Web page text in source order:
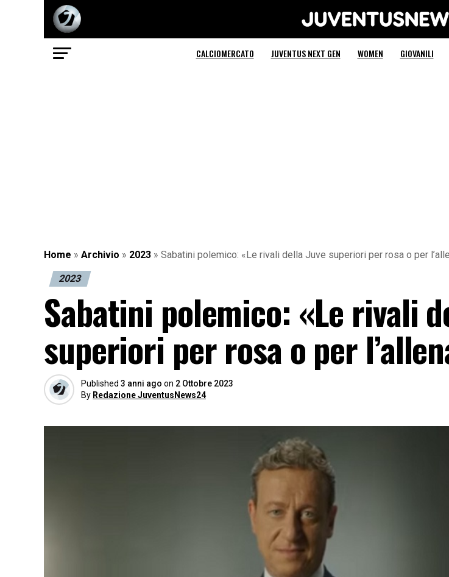
Juventus News
CALCIOMERCATO JUVENTUS NEXT GEN WOMEN GIOVANILI
Home » Archivio » 2023 » Sabatini polemico: «Le rivali della Juve superiori per rosa o per
2023
Sabatini polemico: «Le rivali
superiori per rosa o per
Published 3 anni ago on 2 Ottobre 2023
By Redazione JuventusNews24